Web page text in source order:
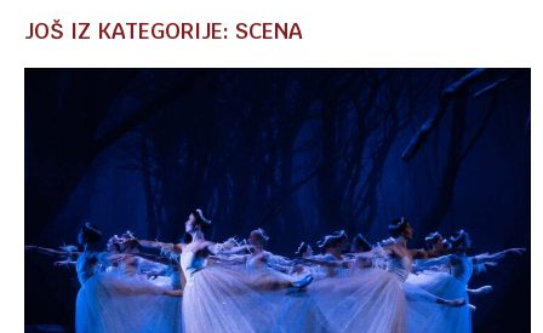
JOŠ IZ KATEGORIJE: SCENA